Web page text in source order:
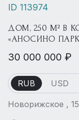
ID 113974
ДОМ, 250 М² В
«АНОСИНО
30 000 000 ₽
RUB USD
Новорижское ,